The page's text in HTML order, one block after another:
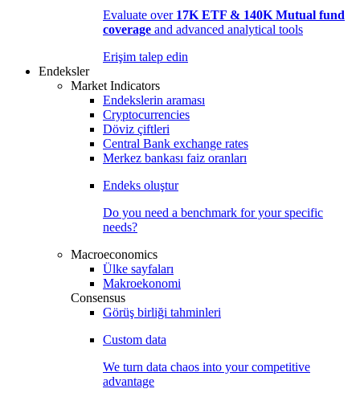
Evaluate over 17K ETF & 140K Mutual fund
coverage and advanced analytical tools
Erişim talep edin
Endeksler
Market Indicators
Endekslerin araması
Cryptocurrencies
Döviz çiftleri
Central Bank exchange rates
Merkez bankası faiz oranları
Endeks oluştur
Do you need a benchmark for your specific
needs?
Macroeconomics
Ülke sayfaları
Makroekonomi
Consensus
Görüş birliği tahminleri
Custom data
We turn data chaos into your competitive
advantage